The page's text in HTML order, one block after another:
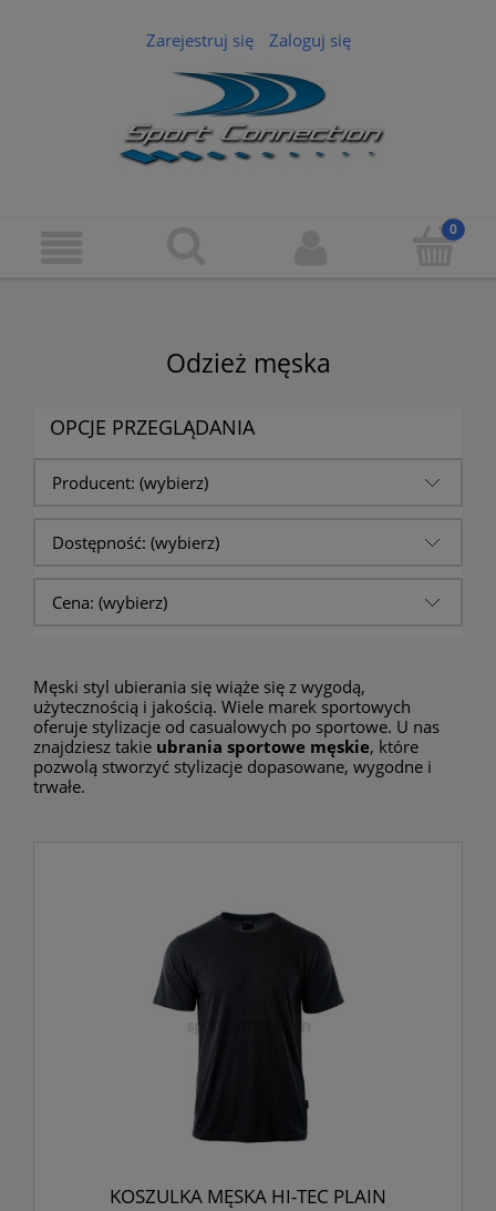
Zarejestruj się Zaloguj się
Odzież męska
OPCJE PRZEGLĄDANIA
Producent: (wybierz)
Dostępność: (wybierz)
Cena: (wybierz)
Męski styl ubierania się wiąże się z wygodą,
użytecznością i jakością. Wiele marek sportowych
oferuje stylizacje od casualowych po sportowe. U nas
znajdziesz takie ubrania sportowe męskie, które
pozwolą stworzyć stylizacje dopasowane, wygodne i
trwałe.
KOSZULKA MĘSKA HI-TEC PLAIN